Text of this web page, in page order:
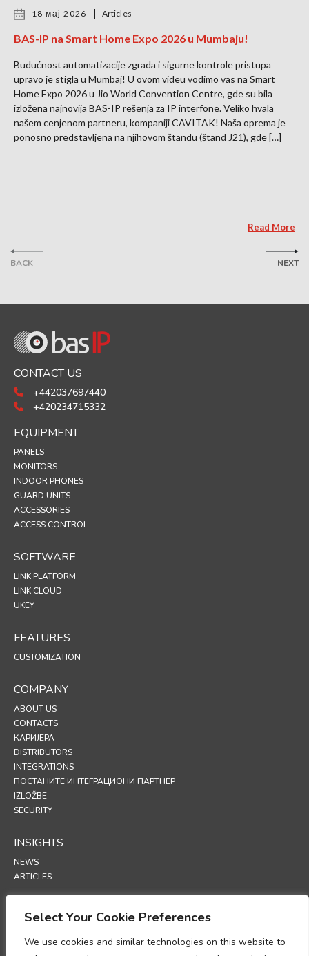
Select Your Cookie Preferences
We use cookies and similar technologies on this website to
BACK
18 мај 2026 Articles
BAS-IP na Smart Home Expo 2026 u Mumbaju!
Budućnost automatizacije zgrada i sigurne kontrole pristupa
upravo je stigla u Mumbaj! U ovom videu vodimo vas na Smart
Home Expo 2026 u Jio World Convention Centre, gde su bila
izložena najnovija BAS-IP rešenja za IP interfone. Veliko hvala
našem cenjenom partneru, kompaniji CAVITAK! Naša oprema je
ponosno predstavljena na njihovom štandu (štand J21), gde […]
Read More
NEXT
CONTACT US
+442037697440
+420234715332
EQUIPMENT
PANELS
MONITORS
INDOOR PHONES
GUARD UNITS
ACCESSORIES
ACCESS CONTROL
SOFTWARE
LINK PLATFORM
LINK CLOUD
UKEY
FEATURES
CUSTOMIZATION
COMPANY
ABOUT US
CONTACTS
КАРИЈЕРА
DISTRIBUTORS
INTEGRATIONS
ПОСТАНИТЕ ИНТЕГРАЦИОНИ ПАРТНЕР
IZLOŽBE
SECURITY
INSIGHTS
NEWS
ARTICLES
SUPPORT